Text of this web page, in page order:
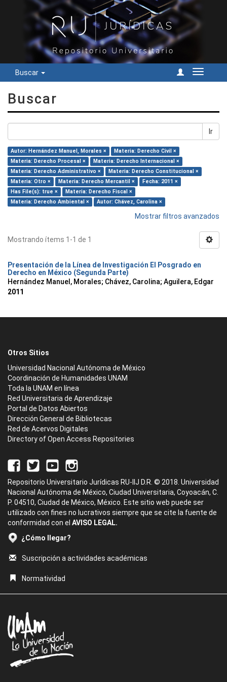
Buscar
Cambiar
Buscar
Ir
Autor: Hernández Manuel, Morales ×
Materia: Derecho Civil ×
Materia: Derecho Procesal ×
Materia: Derecho Internacional ×
Materia: Derecho Administrativo ×
Materia: Derecho Constitucional ×
Materia: Otro ×
Materia: Derecho Mercantil ×
Fecha: 2011 ×
Has File(s): true ×
Materia: Derecho Fiscal ×
Materia: Derecho Ambiental ×
Autor: Chávez, Carolina ×
Mostrar filtros avanzados
Mostrando ítems 1-1 de 1
Presentación de la Línea de Investigación El Posgrado en
Derecho en México (Segunda Parte)
Hernández Manuel, Morales; Chávez, Carolina; Aguilera, Edgar
2011
Otros Sitios
Universidad Nacional Autónoma de México
Coordinación de Humanidades UNAM
Toda la UNAM en línea
Red Universitaria de Aprendizaje
Portal de Datos Abiertos
Dirección General de Bibliotecas
Red de Acervos Digitales
Directory of Open Access Repositories
Repositorio Universitario Jurídicas RU-IIJ D.R. © 2018. Universidad
Nacional Autónoma de México, Ciudad Universitaria, Coyoacán, C.
P. 04510, Ciudad de México, México. Este sitio web puede ser
utilizado con fines no lucrativos siempre que se cite la fuente de
conformidad con el AVISO LEGAL.
¿Cómo llegar?
Suscripción a actividades académicas
Normatividad